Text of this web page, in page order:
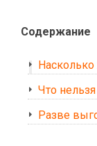
Cодержание
Что
Разве